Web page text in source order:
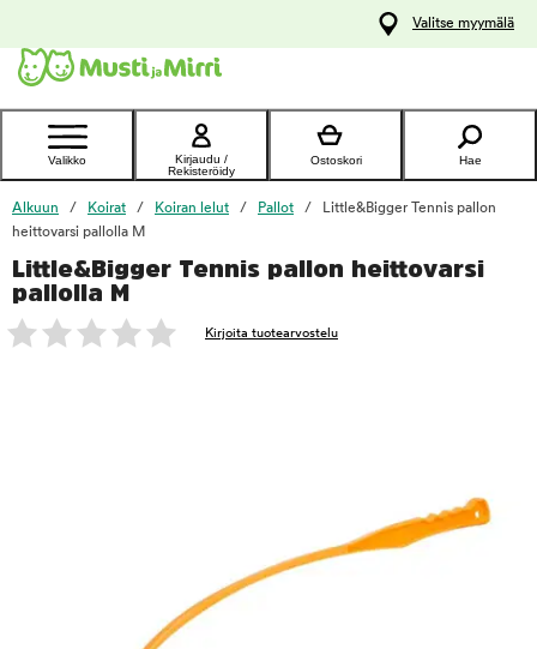
Ota yhteyttä
asiakaspalveluun
Valitse myymälä
Valikko
Kirjaudu /
Rekisteröidy
Ostoskori Hae
Alkuun Koirat Koiran lelut Pallot
Little&Bigger Tennis pallon
heittovarsi pallolla M
Little&Bigger Tennis pallon heittovarsi
pallolla M
Kirjoita tuotearvostelu
foo